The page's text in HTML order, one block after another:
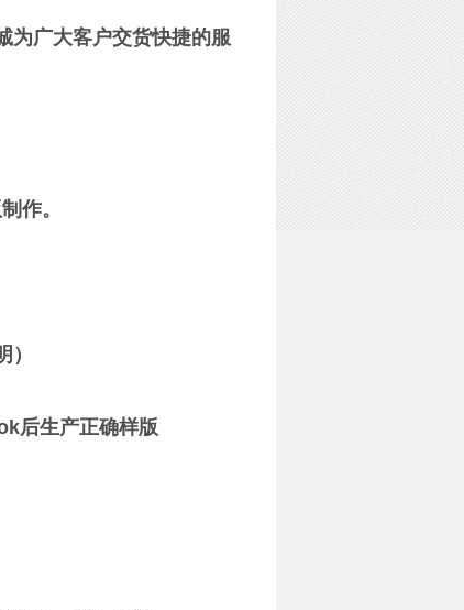
广大客户交货快捷的服
作。
后生产正确样版